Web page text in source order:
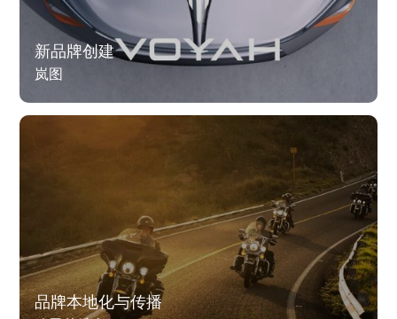
新品牌创建
岚图
品牌本地化与传播